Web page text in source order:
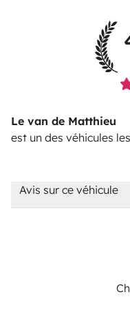
Le van de Matthieu
est un des véhicules
Avis sur ce véhicule